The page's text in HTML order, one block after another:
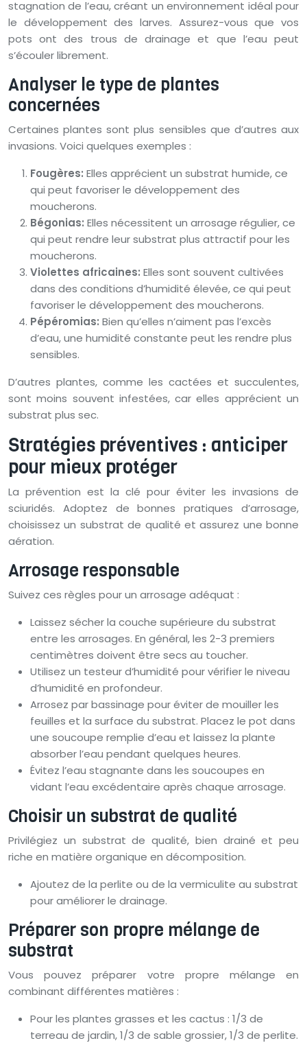
stagnation de l’eau, créant un environnement idéal pour
le développement des larves. Assurez-vous que vos
pots ont des trous de drainage et que l’eau peut
s’écouler librement.
Analyser le type de plantes
concernées
Certaines plantes sont plus sensibles que d’autres aux
invasions. Voici quelques exemples :
Fougères: Elles apprécient un substrat humide, ce
qui peut favoriser le développement des
moucherons.
Bégonias: Elles nécessitent un arrosage régulier, ce
qui peut rendre leur substrat plus attractif pour les
moucherons.
Violettes africaines: Elles sont souvent cultivées
dans des conditions d’humidité élevée, ce qui peut
favoriser le développement des moucherons.
Pépéromias: Bien qu’elles n’aiment pas l’excès
d’eau, une humidité constante peut les rendre plus
sensibles.
D’autres plantes, comme les cactées et succulentes,
sont moins souvent infestées, car elles apprécient un
substrat plus sec.
Stratégies préventives : anticiper
pour mieux protéger
La prévention est la clé pour éviter les invasions de
sciuridés. Adoptez de bonnes pratiques d’arrosage,
choisissez un substrat de qualité et assurez une bonne
aération.
Arrosage responsable
Suivez ces règles pour un arrosage adéquat :
Laissez sécher la couche supérieure du substrat
entre les arrosages. En général, les 2-3 premiers
centimètres doivent être secs au toucher.
Utilisez un testeur d’humidité pour vérifier le niveau
d’humidité en profondeur.
Arrosez par bassinage pour éviter de mouiller les
feuilles et la surface du substrat. Placez le pot dans
une soucoupe remplie d’eau et laissez la plante
absorber l’eau pendant quelques heures.
Évitez l’eau stagnante dans les soucoupes en
vidant l’eau excédentaire après chaque arrosage.
Choisir un substrat de qualité
Privilégiez un substrat de qualité, bien drainé et peu
riche en matière organique en décomposition.
Ajoutez de la perlite ou de la vermiculite au substrat
pour améliorer le drainage.
Préparer son propre mélange de
substrat
Vous pouvez préparer votre propre mélange en
combinant différentes matières :
Pour les plantes grasses et les cactus : 1/3 de
terreau de jardin, 1/3 de sable grossier, 1/3 de perlite.